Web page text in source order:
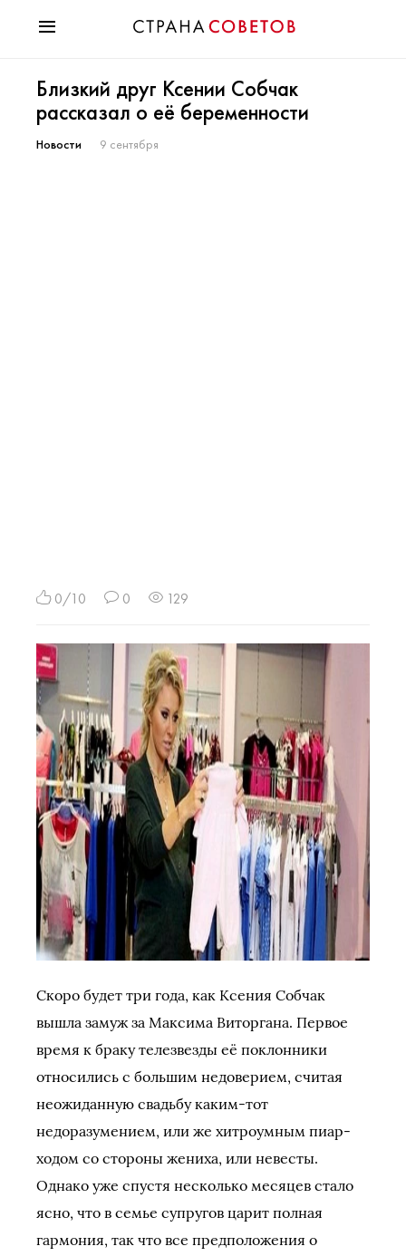
Мода
Звезды
Гороскопы
Близкий друг Ксении Собчак
рассказал о её беременности
Новости 9 сентября
0/10 0 129
Скоро будет три года, как Ксения Собчак
вышла замуж за Максима Виторгана. Первое
время к браку телезвезды её поклонники
относились с большим недоверием, считая
неожиданную свадьбу каким-тот
недоразумением, или же хитроумным пиар-
ходом со стороны жениха, или невесты.
Однако уже спустя несколько месяцев стало
ясно, что в семье супругов царит полная
гармония, так что все предположения о